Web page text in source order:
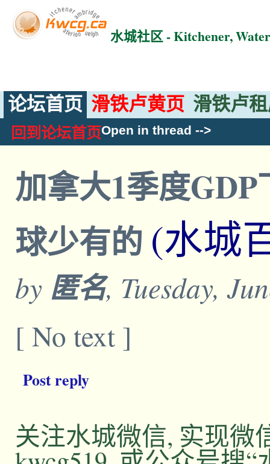
水城社区 - Kitchener,
论坛首页 滑铁卢黄页 滑铁卢
回到论坛首页Open in thread -->
加拿大1季度
球少有的 (水城
by 匿名, Tuesday,
[ No text ]
Post reply
关注水城微信, 实现微